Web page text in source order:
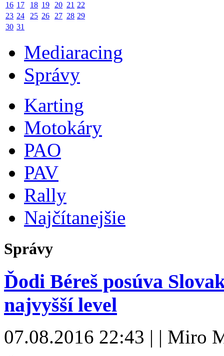
16 17 18 19 20 21 22
23 24 25 26 27 28 29
30 31
Mediaracing
Správy
Karting
Motokáry
PAO
PAV
Rally
Najčítanejšie
Správy
Ďodi Béreš posúva
najvyšší level
07.08.2016 22:43 | | Miro